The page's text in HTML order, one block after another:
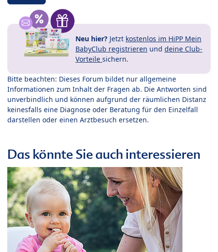
Neu hier? Jetzt kostenlos im HiPP Mein
BabyClub registrieren und deine Club-
Vorteile sichern.
Bitte beachten: Dieses Forum bildet nur allgemeine
Informationen zum Inhalt der Fragen ab. Die Antworten sind
unverbindlich und können aufgrund der räumlichen Distanz
keinesfalls eine Diagnose oder Beratung für den Einzelfall
darstellen oder einen Arztbesuch ersetzen.
Das könnte Sie auch interessieren